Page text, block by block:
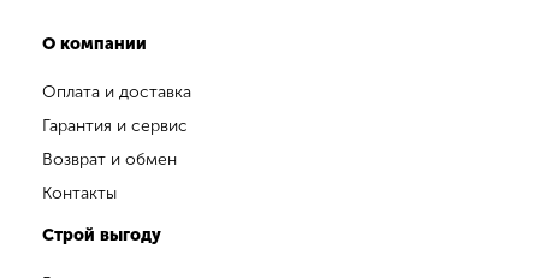
О компании
Оплата и доставка
Гарантия и сервис
Возврат и обмен
Контакты
Строй выгоду